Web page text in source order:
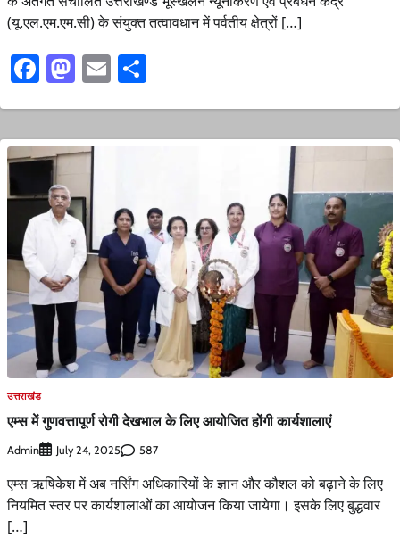
(यू.एल.एम.एम.सी) के संयुक्त तत्वावधान में पर्वतीय क्षेत्रों […]
Facebook
Mastodon
Email
उत्तराखंड
एम्स में गुणवत्तापूर्ण रोगी देखभाल के लिए आयोजित होंगी कार्यशालाएं
Admin July 24, 2025 587
एम्स ऋषिकेश में अब नर्सिंग अधिकारियों के ज्ञान और कौशल को बढ़ाने के लिए
नियमित स्तर पर कार्यशालाओं का आयोजन किया जायेगा। इसके लिए बुद्धवार
[…]